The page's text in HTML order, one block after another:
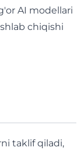
AI modellari
chiqishi
taklif qiladi,